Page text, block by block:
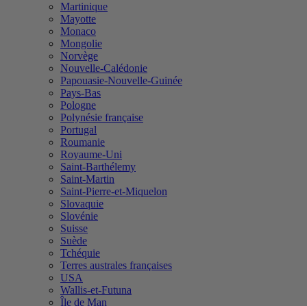
Martinique
Mayotte
Monaco
Mongolie
Norvège
Nouvelle-Calédonie
Papouasie-Nouvelle-Guinée
Pays-Bas
Pologne
Polynésie française
Portugal
Roumanie
Royaume-Uni
Saint-Barthélemy
Saint-Martin
Saint-Pierre-et-Miquelon
Slovaquie
Slovénie
Suisse
Suède
Tchéquie
Terres australes françaises
USA
Wallis-et-Futuna
Île de Man